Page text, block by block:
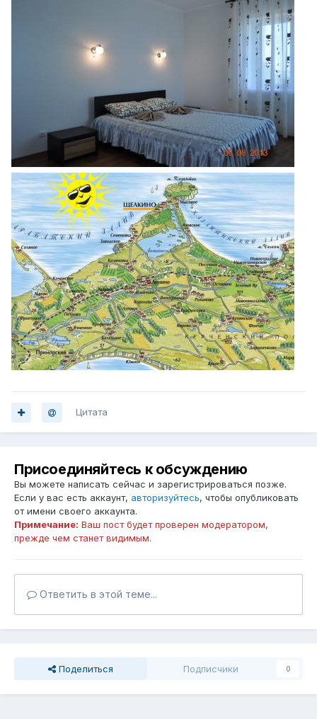
Цитата
Присоединяйтесь к обсуждению
Вы можете написать сейчас и зарегистрироваться позже.
Если у вас есть аккаунт, авторизуйтесь, чтобы опубликовать
от имени своего аккаунта.
Примечание: Ваш пост будет проверен модератором,
прежде чем станет видимым.
Ответить в этой теме...
Поделиться Подписчики 0